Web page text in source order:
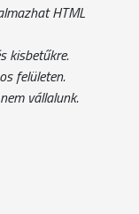
HTML
kisbetűkre.
felületen.
vállalunk.